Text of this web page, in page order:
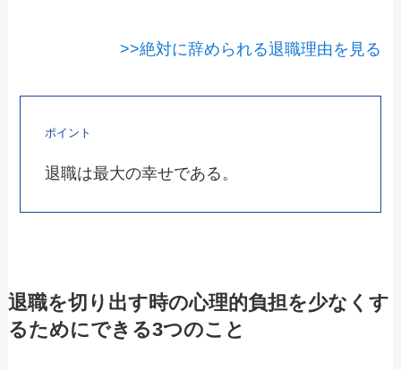
>>絶対に辞められる退職理由を見る
ポイント
退職は最大の幸せである。
退職を切り出す時の心理的負担を少なくす
るためにできる3つのこと